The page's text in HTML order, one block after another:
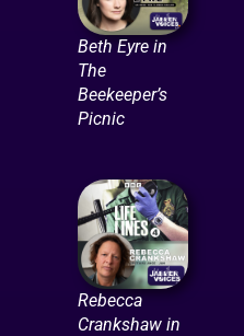
Beth Eyre in
The
Beekeeper’s
Picnic
Rebecca
Crankshaw in